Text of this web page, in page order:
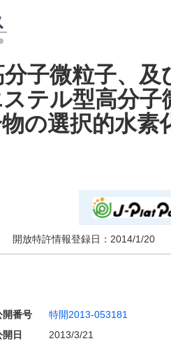
子微粒子、及
テル型高分子
の選択的水素
開放特許情報登録日： 2014/1/20
開番号 特開2013-053181
開日
2013/3/21